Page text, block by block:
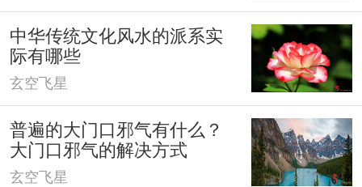
中华传统文化风水的派系实
际有哪些
玄空飞星
普遍的大门口邪气有什么？
大门口邪气的解决方式
玄空飞星